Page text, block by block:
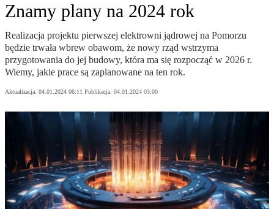
Znamy plany na 2024 rok
Realizacja projektu pierwszej elektrowni jądrowej na Pomorzu
będzie trwała wbrew obawom, że nowy rząd wstrzyma
przygotowania do jej budowy, która ma się rozpocząć w 2026 r.
Wiemy, jakie prace są zaplanowane na ten rok.
Aktualizacja: 04.01.2024 06:11 Publikacja: 04.01.2024 03:00